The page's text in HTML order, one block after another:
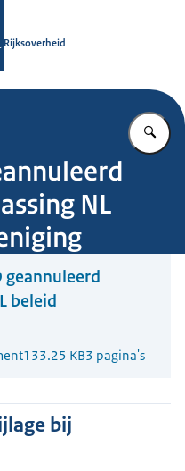
Rijksoverheid
NL
geannuleerd
beleid
133.25 KB3 pagina's
bij